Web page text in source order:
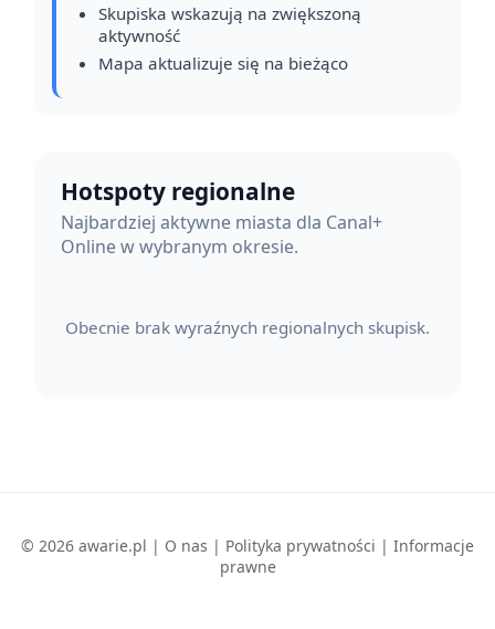
Skupiska wskazują na zwiększoną
aktywność
Mapa aktualizuje się na bieżąco
Hotspoty regionalne
Najbardziej aktywne miasta dla Canal+
Online w wybranym okresie.
Obecnie brak wyraźnych regionalnych skupisk.
© 2026 awarie.pl | O nas | Polityka prywatności | Informacje
prawne